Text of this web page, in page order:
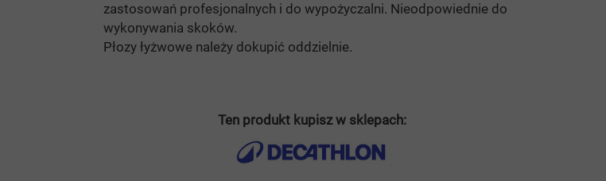
zastosowań profesjonalnych i do wypożyczalni. Nieodpowiednie do
wykonywania skoków.
Płozy łyżwowe należy dokupić oddzielnie.
Ten produkt kupisz w sklepach: